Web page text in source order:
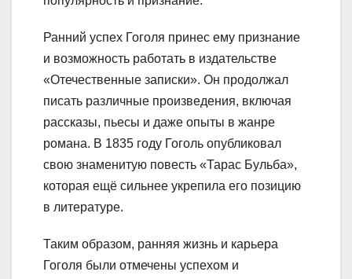
Ранний успех Гоголя принес ему признание
и возможность работать в издательстве
«Отечественные записки». Он продолжал
писать различные произведения, включая
рассказы, пьесы и даже опыты в жанре
романа. В 1835 году Гоголь опубликовал
свою знаменитую повесть «Тарас Бульба»,
которая ещё сильнее укрепила его позицию
в литературе.
Таким образом, ранняя жизнь и карьера
Гоголя были отмечены успехом и